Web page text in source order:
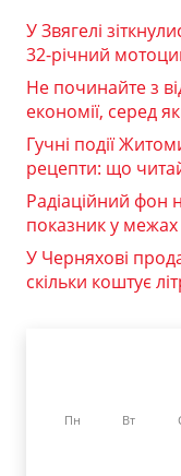
У Звягелі
32-річний
Не починайте з
економії, серед
Гучні події
рецепти: що
Радіаційний
показник у
У Черняхові
скільки коштує
Пн Вт